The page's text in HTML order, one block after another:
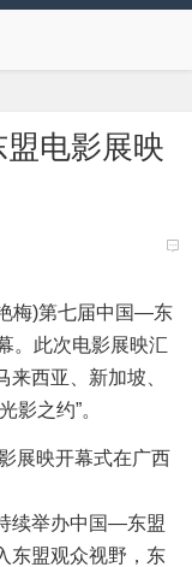
电影展映
梅)第七届中国—东
。此次电影展映汇
西亚、新加坡、
影之约”。
展映开幕式在广西
续举办中国—东盟
东盟观众视野，东